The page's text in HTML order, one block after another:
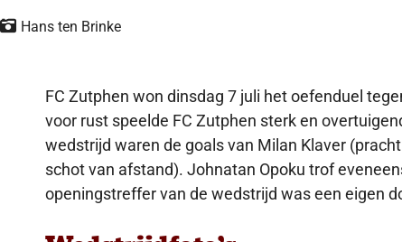
Hans ten Brinke
FC Zutphen won dinsdag 7 juli het oefenduel
voor rust speelde FC Zutphen sterk en
wedstrijd waren de goals van Milan Klaver
schot van afstand). Johnatan Opoku trof
openingstreffer van de wedstrijd was een eigen